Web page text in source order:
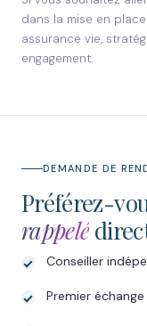
dans la mise en place
assurance vie,
engagement.
DEMANDE DE
Préférez-
rappelé
Conseiller
Premier